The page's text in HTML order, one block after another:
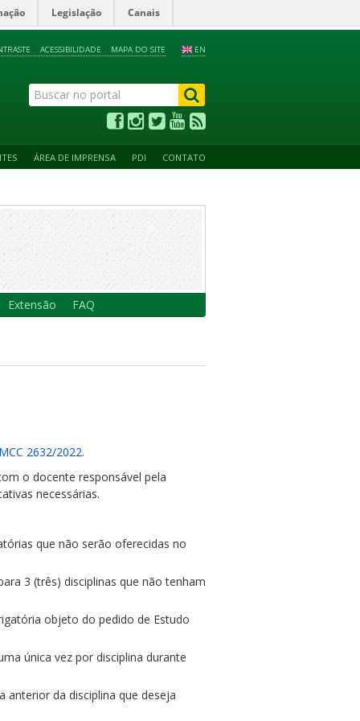
Legislação Canais
EN
ACESSIBILIDADE MAPA DO SITE
ÁREA DE IMPRENSA PDI CONTATO
Extensão FAQ
2632/2022.
o docente responsável pela
necessárias.
que não serão oferecidas no
3 (três) disciplinas que não tenham
objeto do pedido de Estudo
única vez por disciplina durante
da disciplina que deseja